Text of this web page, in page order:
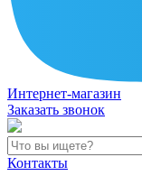
Интернет-магазин
Заказать звонок
Контакты